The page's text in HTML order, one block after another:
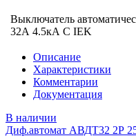
Выключатель
32А 4.5кА С IEK
Описание
Характеристики
Комментарии
Документация
В наличии
Диф.автомат АВДТ32 2Р